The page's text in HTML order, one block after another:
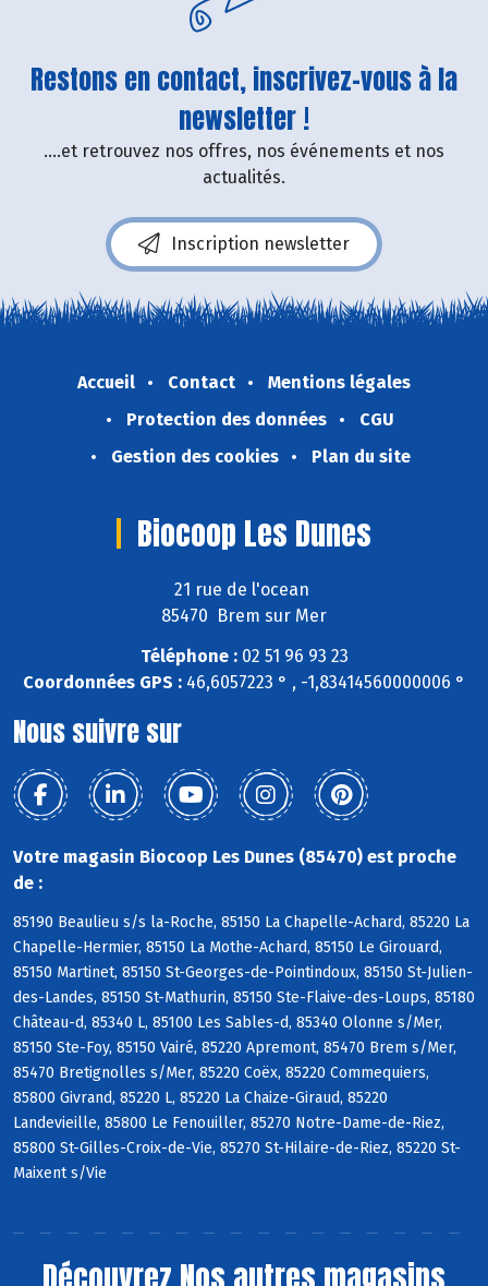
Restons en contact, inscrivez-vous à la
newsletter !
....et retrouvez nos offres, nos événements et nos
actualités.
Inscription newsletter
Accueil Contact
Mentions légales
Protection des données
CGU
Gestion des cookies
Plan du site
Biocoop Les Dunes
21 rue de l'ocean
85470 Brem sur Mer
Téléphone :02 51 96 93 23
Coordonnées GPS : 46,6057223 ° , -1,83414560000006 °
Nous suivre sur
Votre magasin Biocoop Les Dunes (85470) est proche
de :
85190 Beaulieu s/s la-Roche, 85150 La Chapelle-Achard, 85220 La
Chapelle-Hermier, 85150 La Mothe-Achard, 85150 Le Girouard,
85150 Martinet, 85150 St-Georges-de-Pointindoux, 85150 St-Julien-
des-Landes, 85150 St-Mathurin, 85150 Ste-Flaive-des-Loups, 85180
Château-d, 85340 L, 85100 Les Sables-d, 85340 Olonne s/Mer,
85150 Ste-Foy, 85150 Vairé, 85220 Apremont, 85470 Brem s/Mer,
85470 Bretignolles s/Mer, 85220 Coëx, 85220 Commequiers,
85800 Givrand, 85220 L, 85220 La Chaize-Giraud, 85220
Landevieille, 85800 Le Fenouiller, 85270 Notre-Dame-de-Riez,
85800 St-Gilles-Croix-de-Vie, 85270 St-Hilaire-de-Riez, 85220 St-
Maixent s/Vie